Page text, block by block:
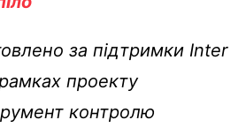
за підтримки Inter
проекту
контролю